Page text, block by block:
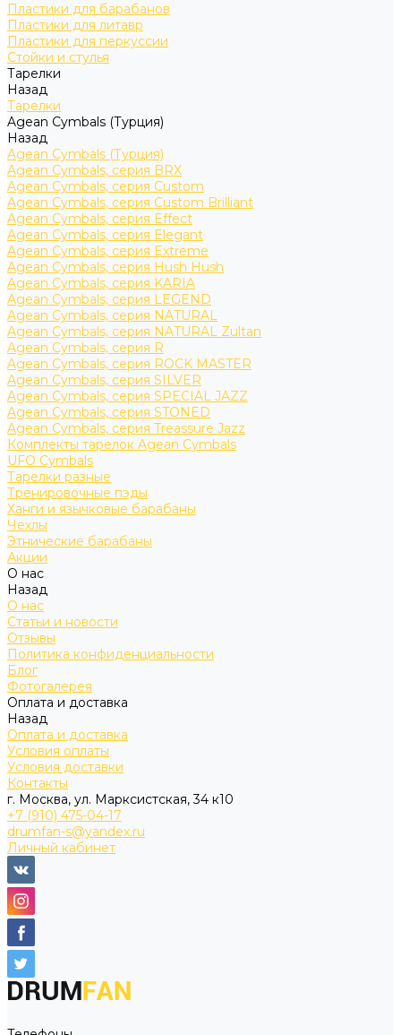
Пластики для барабанов
Пластики для литавр
Пластики для перкуссии
Стойки и стулья
Тарелки
Назад
Тарелки
Agean Cymbals (Турция)
Назад
Agean Cymbals (Турция)
Agean Cymbals, серия BRX
Agean Cymbals, серия Custom
Agean Cymbals, серия Custom Brilliant
Agean Cymbals, серия Effect
Agean Cymbals, серия Elegant
Agean Cymbals, серия Extreme
Agean Cymbals, серия Hush Hush
Agean Cymbals, серия KARIA
Agean Cymbals, серия LEGEND
Agean Cymbals, серия NATURAL
Agean Cymbals, серия NATURAL Zultan
Agean Cymbals, серия R
Agean Cymbals, серия ROCK MASTER
Agean Cymbals, серия SILVER
Agean Cymbals, серия SPECIAL JAZZ
Agean Cymbals, серия STONED
Agean Cymbals, серия Treassure Jazz
Комплекты тарелок Agean Cymbals
UFO Cymbals
Тарелки разные
Тренировочные пэды
Ханги и язычковые барабаны
Чехлы
Этнические барабаны
Акции
О нас
Назад
О нас
Статьи и новости
Отзывы
Политика конфиденциальности
Блог
Фотогалерея
Оплата и доставка
Назад
Оплата и доставка
Условия оплаты
Условия доставки
Контакты
г. Москва, ул. Марксистская, 34 к10
+7 (910) 475-04-17
drumfan-s@yandex.ru
Личный кабинет